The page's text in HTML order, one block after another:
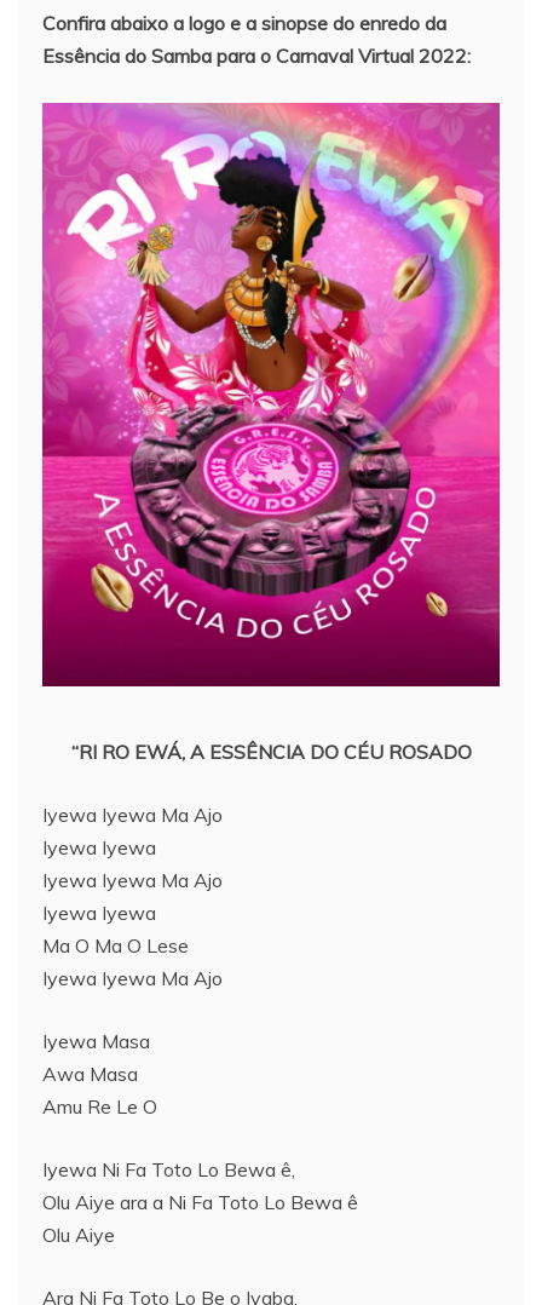
Confira abaixo a logo e a sinopse do enredo da
Essência do Samba para o Carnaval Virtual 2022:
“RI RO EWÁ, A ESSÊNCIA DO CÉU ROSADO
Iyewa Iyewa Ma Ajo
Iyewa Iyewa
Iyewa Iyewa Ma Ajo
Iyewa Iyewa
Ma O Ma O Lese
Iyewa Iyewa Ma Ajo
Iyewa Masa
Awa Masa
Amu Re Le O
Iyewa Ni Fa Toto Lo Bewa ê,
Olu Aiye ara a Ni Fa Toto Lo Bewa ê
Olu Aiye
Ara Ni Fa Toto Lo Be o Iyaba,